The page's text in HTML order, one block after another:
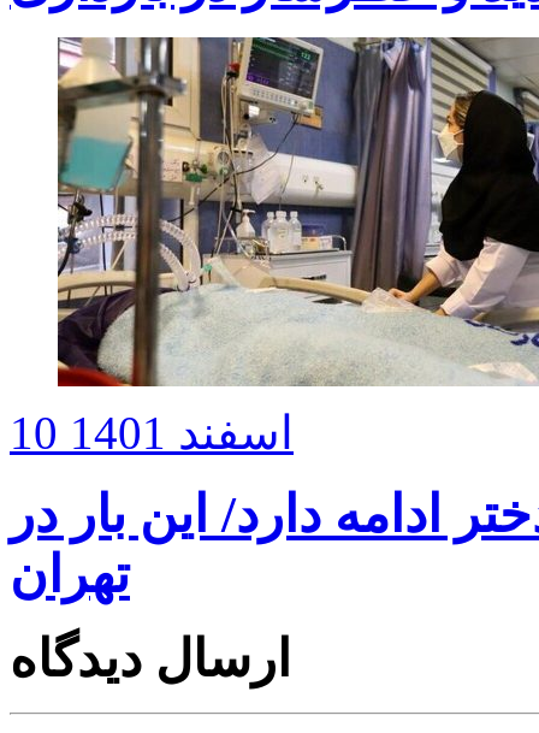
10 اسفند 1401
ادامه دارد/ این بار در
تهران
ارسال دیدگاه